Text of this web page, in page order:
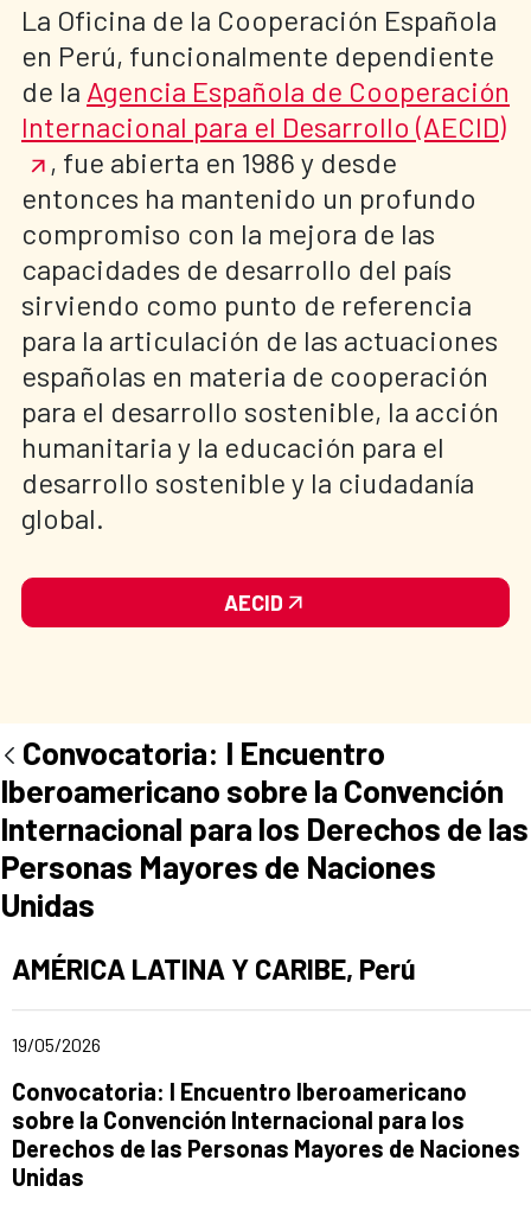
La Oficina de la Cooperación Española
en Perú, funcionalmente dependiente
de la Agencia Española de Cooperación
Internacional para el Desarrollo (AECID)
, fue abierta en 1986 y desde
entonces ha mantenido un profundo
compromiso con la mejora de las
capacidades de desarrollo del país
sirviendo como punto de referencia
para la articulación de las actuaciones
españolas en materia de cooperación
para el desarrollo sostenible, la acción
humanitaria y la educación para el
desarrollo sostenible y la ciudadanía
global.
AECID
Convocatoria: I Encuentro
Iberoamericano sobre la Convención
Internacional para los Derechos de las
Personas Mayores de Naciones
Unidas
Ad section:
AMÉRICA LATINA Y CARIBE, Perú
Date of publication of the news item
19/05/2026
Title of the announcement:
Convocatoria: I Encuentro Iberoamericano
sobre la Convención Internacional para los
Derechos de las Personas Mayores de Naciones
Unidas